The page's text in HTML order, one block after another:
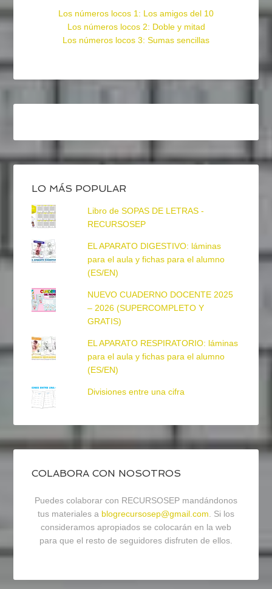
Los números locos 1: Los amigos del 10
Los números locos 2: Doble y mitad
Los números locos 3: Sumas sencillas
LO MÁS POPULAR
Libro de SOPAS DE LETRAS -
RECURSOSEP
EL APARATO DIGESTIVO: láminas
para el aula y fichas para el alumno
(ES/EN)
NUEVO CUADERNO DOCENTE 2025
– 2026 (SUPERCOMPLETO Y
GRATIS)
EL APARATO RESPIRATORIO: láminas
para el aula y fichas para el alumno
(ES/EN)
Divisiones entre una cifra
COLABORA CON NOSOTROS
Puedes colaborar con RECURSOSEP mandándonos
tus materiales a blogrecursosep@gmail.com. Si los
consideramos apropiados se colocarán en la web
para que el resto de seguidores disfruten de ellos.